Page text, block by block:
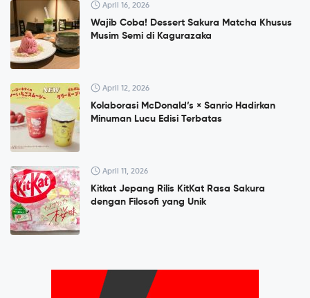
April 16, 2026
Wajib Coba! Dessert Sakura Matcha Khusus
Musim Semi di Kagurazaka
April 12, 2026
Kolaborasi McDonald’s × Sanrio Hadirkan
Minuman Lucu Edisi Terbatas
April 11, 2026
Kitkat Jepang Rilis KitKat Rasa Sakura
dengan Filosofi yang Unik